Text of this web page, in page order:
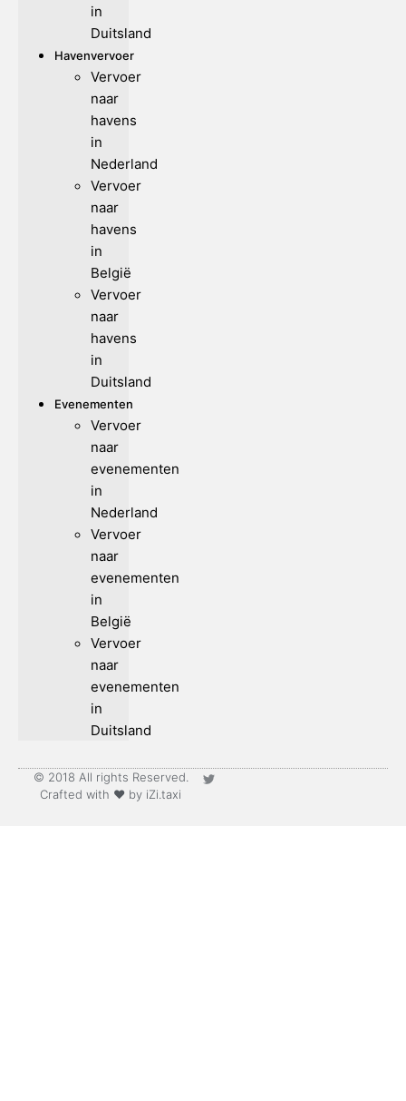
in
Duitsland
Havenvervoer
Vervoer
naar
havens
in
Nederland
Vervoer
naar
havens
in
België
Vervoer
naar
havens
in
Duitsland
Evenementen
Vervoer
naar
evenementen
in
Nederland
Vervoer
naar
evenementen
in
België
Vervoer
naar
evenementen
in
Duitsland
© 2018 All rights Reserved.
Crafted with ♥ by iZi.taxi